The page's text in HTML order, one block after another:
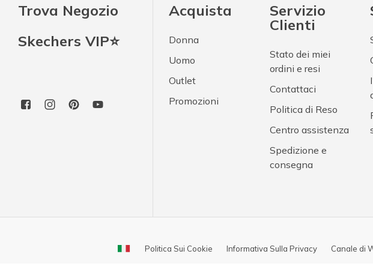
Trova Negozio
Skechers VIP⭐
Acquista
Donna
Uomo
Outlet
Promozioni
Servizio
Clienti
Stato dei miei
ordini e resi
Contattaci
Politica di Reso
Centro assistenza
Spedizione e
consegna
Politica Sui Cookie Informativa Sulla Privacy Canale di